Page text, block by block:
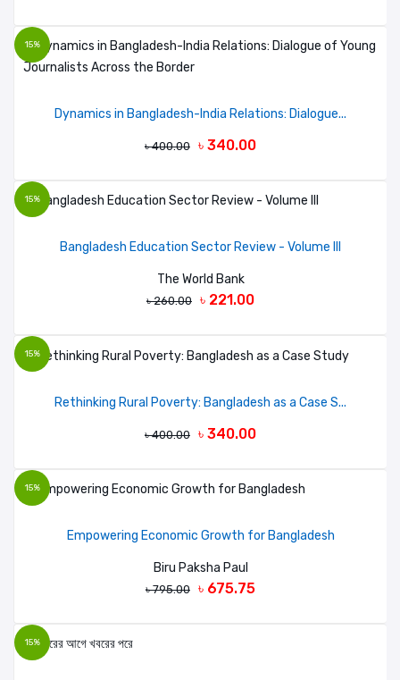
15%
Dynamics in Bangladesh-India Relations: Dialogue...
৳ 400.00 ৳ 340.00
15%
Bangladesh Education Sector Review - Volume III
The World Bank
৳ 260.00 ৳ 221.00
15%
Rethinking Rural Poverty: Bangladesh as a Case S...
৳ 400.00 ৳ 340.00
15%
Empowering Economic Growth for Bangladesh
Biru Paksha Paul
৳ 795.00 ৳ 675.75
15%